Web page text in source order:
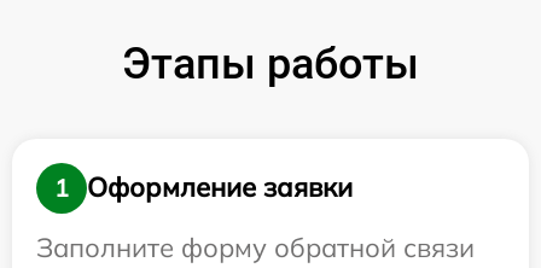
Этапы работы
1
Оформление заявки
Заполните форму обратной связи